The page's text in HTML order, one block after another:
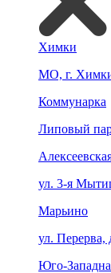
Химки
МО, г.
Коммунарка
Липовый
ул. 3-я
Марьино
ул. Перерва,
Юго-